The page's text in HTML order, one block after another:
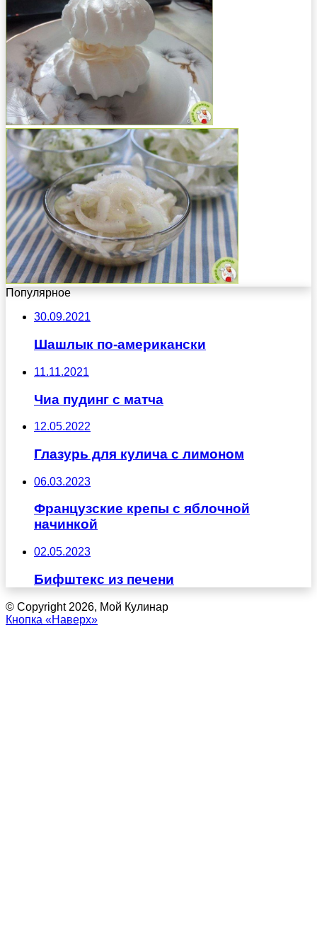
Популярное
30.09.2021
Шашлык по-американски
11.11.2021
Чиа пудинг с матча
12.05.2022
Глазурь для кулича с лимоном
06.03.2023
Французские крепы с яблочной
начинкой
02.05.2023
Бифштекс из печени
© Copyright 2026, Мой Кулинар
Кнопка «Наверх»